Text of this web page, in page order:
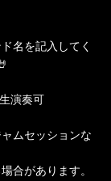
名を記入してく
演奏可
ムセッションな
合があります。